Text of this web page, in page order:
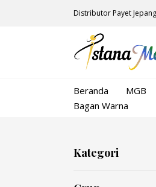
Distributor Payet
Beranda MGB
Bagan Warna
Kategori